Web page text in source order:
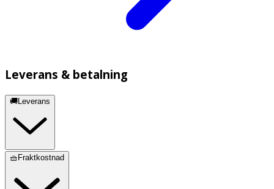
Leverans & betalning
🚚Leverans
🧺Fraktkostnad